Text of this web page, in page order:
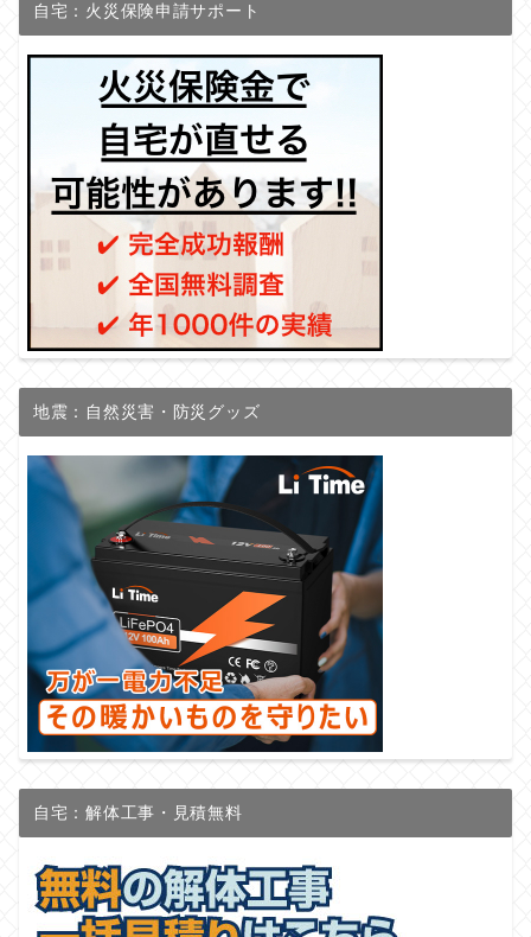
自宅：火災保険申請サポート
地震：自然災害・防災グッズ
自宅：解体工事・見積無料